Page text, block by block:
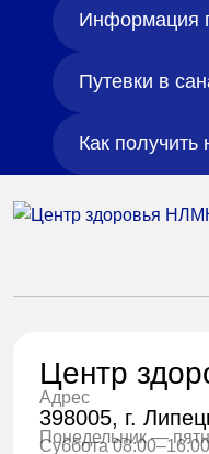
Информация
Путевки в
Как получить
Центр
Адрес
398005, г.
Понедельник —
Суббота 08:00–16:00